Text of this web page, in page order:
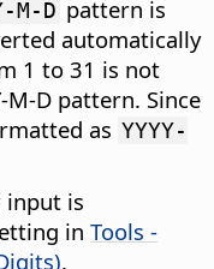
M-D pattern is
automatically
1 to 31 is not
D pattern. Since
as YYYY-
input is
in Tools -
.